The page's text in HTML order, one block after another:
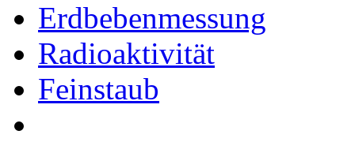
Erdbebenmessung
Radioaktivität
Feinstaub